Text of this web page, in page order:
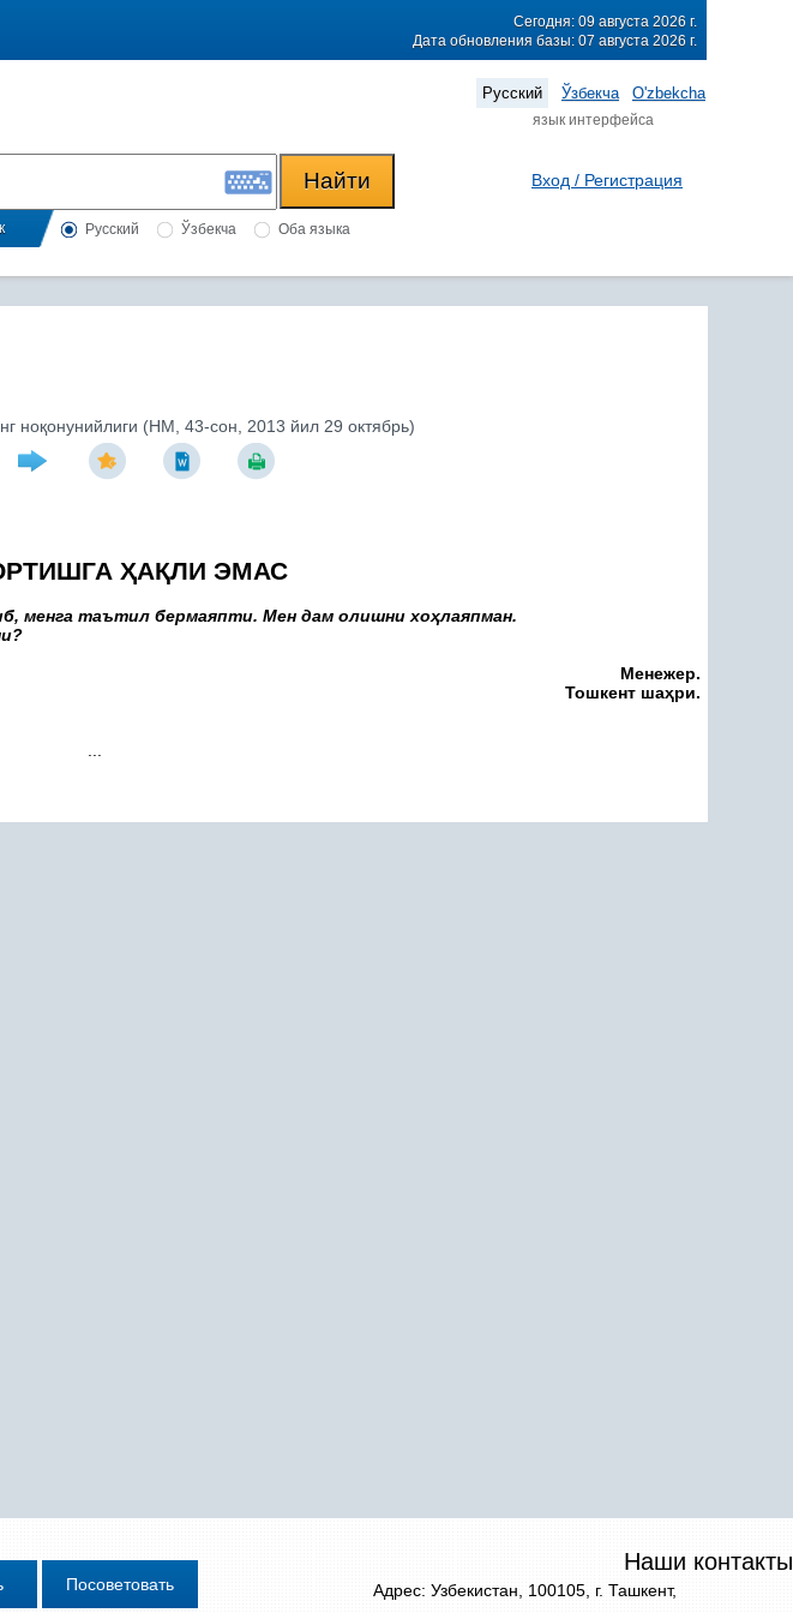
Сегодня: 09 августа 2026 г.
Дата обновления базы: 07 августа 2026 г.
Русский Ўзбекча O'zbekcha
язык интерфейса
Русский Ўзбекча Оба языка
Вход / Регистрация
ноқонунийлиги (НМ, 43-сон, 2013 йил 29 октябрь)
ҲАҚЛИ ЭМАС
менга таътил бермаяпти. Мен дам олишни хоҳлаяпман.
Менежер.
Тошкент шаҳри.
Наши контакты
Адрес: Узбекистан, 100105, г. Ташкент,